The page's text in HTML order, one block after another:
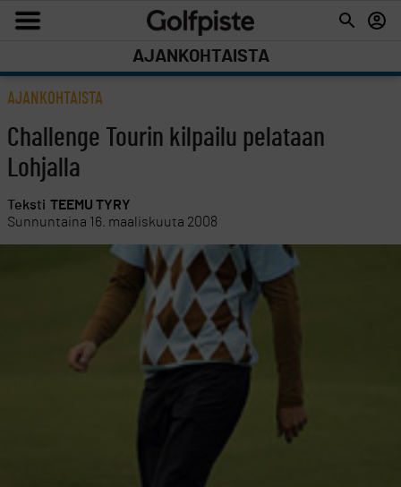
AJANKOHTAISTA
AJANKOHTAISTA
Challenge Tourin kilpailu pelataan
Lohjalla
Teksti TEEMU TYRY
Sunnuntaina 16. maaliskuuta 2008